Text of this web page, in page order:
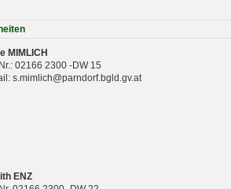
MIMLICH
02166 2300 -DW 15
s.mimlich@parndorf.bgld.gv.at
ENZ